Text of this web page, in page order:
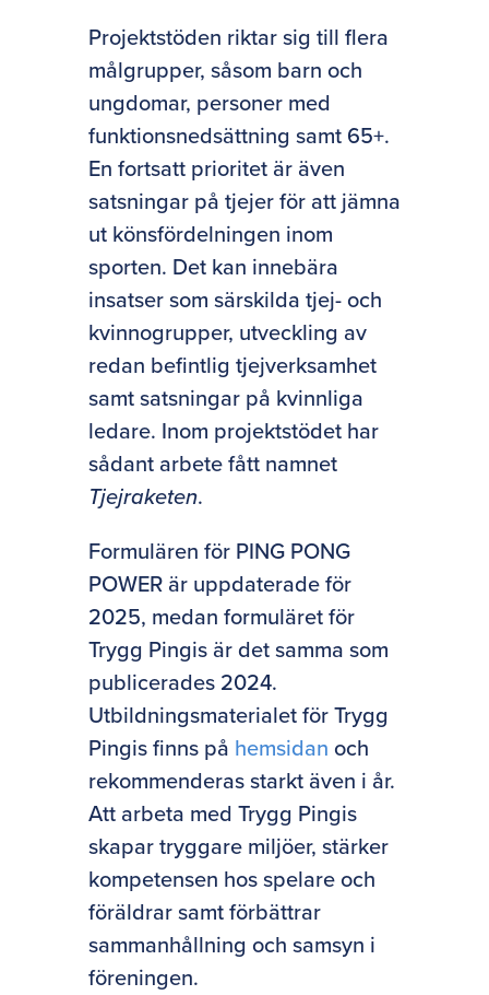
Projektstöden riktar sig till flera
målgrupper, såsom barn och
ungdomar, personer med
funktionsnedsättning samt 65+.
En fortsatt prioritet är även
satsningar på tjejer för att jämna
ut könsfördelningen inom
sporten. Det kan innebära
insatser som särskilda tjej- och
kvinnogrupper, utveckling av
redan befintlig tjejverksamhet
samt satsningar på kvinnliga
ledare. Inom projektstödet har
sådant arbete fått namnet
Tjejraketen.
Formulären för PING PONG
POWER är uppdaterade för
2025, medan formuläret för
Trygg Pingis är det samma som
publicerades 2024.
Utbildningsmaterialet för Trygg
Pingis finns på hemsidan och
rekommenderas starkt även i år.
Att arbeta med Trygg Pingis
skapar tryggare miljöer, stärker
kompetensen hos spelare och
föräldrar samt förbättrar
sammanhållning och samsyn i
föreningen.